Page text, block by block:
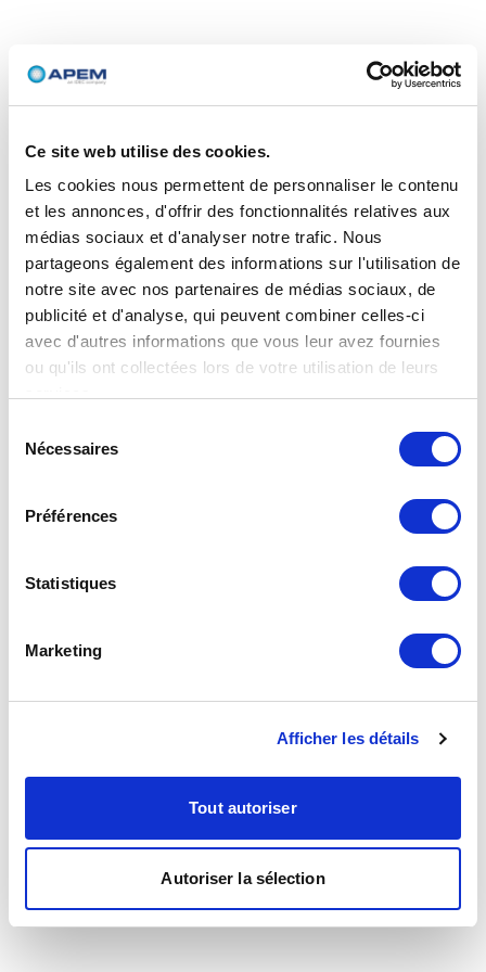
Ce site web utilise des cookies.
Les cookies nous permettent de personnaliser le contenu
et les annonces, d'offrir des fonctionnalités relatives aux
médias sociaux et d'analyser notre trafic. Nous
partageons également des informations sur l'utilisation de
notre site avec nos partenaires de médias sociaux, de
publicité et d'analyse, qui peuvent combiner celles-ci
avec d'autres informations que vous leur avez fournies
ou qu'ils ont collectées lors de votre utilisation de leurs
Nécessaires
Préférences
Statistiques
Marketing
Afficher les détails
Tout autoriser
Autoriser la sélection